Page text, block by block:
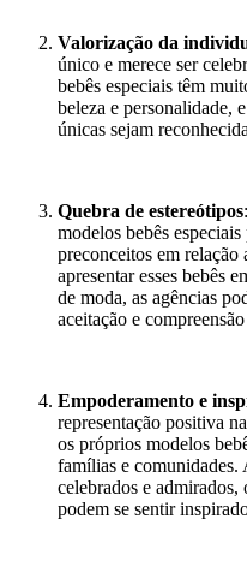
Valorização da
único e merece ser
bebês especiais têm
beleza e personalidade,
únicas sejam
Quebra de estereótipos
modelos bebês
preconceitos em
apresentar esses bebês
de moda, as agências
aceitação e
Empoderamento e
representação positiva
os próprios modelos
famílias e comunidades.
celebrados e
podem se sentir